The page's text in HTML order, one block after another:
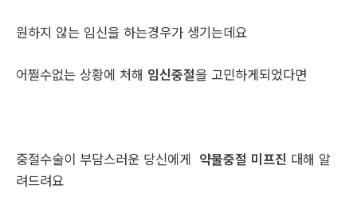
원하지 않는 임신을 하는경우가 생기는데요
어쩔수없는 상황에 처해 임신중절을 고민하게되었다면
중절수술이 부담스러운 당신에게 약물중절 미프진 대해 알
려드려요